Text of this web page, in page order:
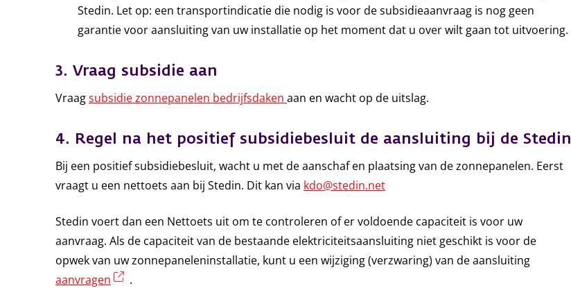
Stedin. Let op: een transportindicatie die nodig is voor de subsidieaanvraag is nog geen
garantie voor aansluiting van uw installatie op het moment dat u over wilt gaan tot uitvoering.
3. Vraag subsidie aan
Vraagsubsidie zonnepanelen bedrijfsdaken aan en wacht op de uitslag.
4. Regel na het positief subsidiebesluit de aansluiting bij de Stedin
Bij een positief subsidiebesluit, wacht u met de aanschaf en plaatsing van de zonnepanelen. Eerst
vraagt u een nettoets aan bij Stedin. Dit kan via kdo@stedin.net
Stedin voert dan een Nettoets uit om te controleren of er voldoende capaciteit is voor uw
aanvraag. Als de capaciteit van de bestaande elektriciteitsaansluiting niet geschikt is voor de
opwek van uw zonnepaneleninstallatie, kunt u een wijziging (verzwaring) van de aansluiting
aanvragen
(externe link)
.